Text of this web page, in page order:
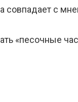
совпадает с
«песочные